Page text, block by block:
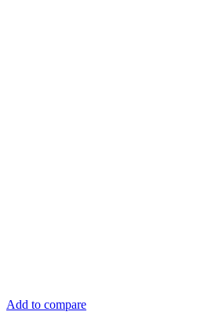
Add to compare